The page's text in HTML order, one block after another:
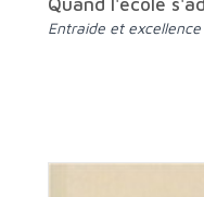
Quand l'école
Entraide et